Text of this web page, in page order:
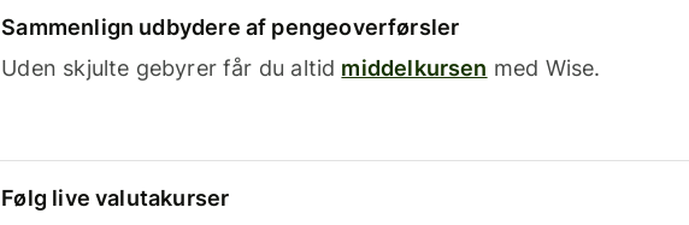
Sammenlign udbydere af pengeoverførsler
Uden skjulte gebyrer får du altid middelkursen med Wise.
Følg live valutakurser